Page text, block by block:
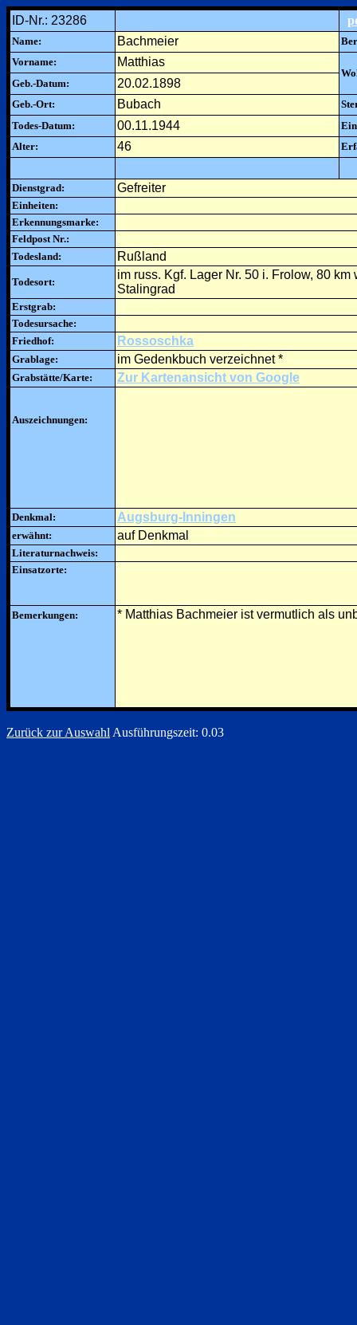
ID-Nr.: 23286
Name: Bachmeier
Vorname:
Matthias
Geb.-Datum:
20.02.1898
Geb.-Ort: Bubach
Todes-Datum:
00.11.1944
Alter:
46
Dienstgrad: Gefreiter
Einheiten:
Erkennungsmarke:
Feldpost Nr.:
Todesland:
Rußland
Todesort:
im russ. Kgf. Lager Nr. 50 i. Frolow, 80 km
Stalingrad
Erstgrab:
Todesursache:
Friedhof:
Rossoschka
Grablage: im Gedenkbuch verzeichnet *
Grabstätte/Karte: Zur Kartenansicht von Google
Auszeichnungen:
Denkmal: Augsburg-Inningen
erwähnt: auf Denkmal
Literaturnachweis:
Einsatzorte:
Bemerkungen: * Matthias Bachmeier ist vermutlich als
Zurück zur Auswahl Ausführungszeit: 0.03